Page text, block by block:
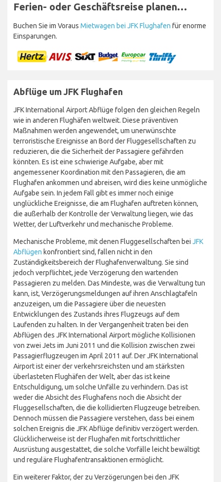
Ferien- oder Geschäftsreise planen…
Buchen Sie im Voraus Mietwagen bei JFK Flughafen für enorme
Einsparungen.
Abflüge um JFK Flughafen
JFK International Airport Abflüge folgen den gleichen Regeln
wie in anderen Flughäfen weltweit. Diese präventiven
Maßnahmen werden angewendet, um unerwünschte
terroristische Ereignisse an Bord der Fluggesellschaften zu
reduzieren, die die Sicherheit der Passagiere gefährden
könnten. Es ist eine schwierige Aufgabe, aber mit
angemessener Koordination mit den Passagieren, die am
Flughafen ankommen und abreisen, wird dies keine unmögliche
Aufgabe sein. In jedem Fall gibt es immer noch einige
unglückliche Ereignisse, die am Flughafen auftreten können,
die außerhalb der Kontrolle der Verwaltung liegen, wie das
Wetter, der Luftverkehr und mechanische Probleme.
Mechanische Probleme, mit denen Fluggesellschaften bei JFK
Abflügen konfrontiert sind, fallen nicht in den
Zuständigkeitsbereich der Flughafenverwaltung. Sie sind
jedoch verpflichtet, jede Verzögerung den wartenden
Passagieren zu melden. Das Mindeste, was die Verwaltung tun
kann, ist, Verzögerungsmeldungen auf ihren Anschlagtafeln
anzuzeigen, um die Passagiere über die neuesten
Entwicklungen des Zustands ihres Flugzeugs auf dem
Laufenden zu halten. In der Vergangenheit traten bei den
Abflügen des JFK International Airport mögliche Kollisionen
von zwei Jets im Juni 2011 und die Kollision zwischen zwei
Passagierflugzeugen im April 2011 auf. Der JFK International
Airport ist einer der verkehrsreichsten und am stärksten
überlasteten Flughäfen der Welt, aber das ist keine
Entschuldigung, um solche Unfälle zu verhindern. Das ist
weder die Absicht des Flughafens noch die Absicht der
Fluggesellschaften, die die kollidierten Flugzeuge betreiben.
Dennoch müssen die Passagiere verstehen, dass bei einem
solchen Ereignis die JFK Abflüge definitiv verzögert werden.
Glücklicherweise ist der Flughafen mit fortschrittlicher
Ausrüstung ausgestattet, die solche Vorfälle leicht bewältigt
und reguläre Flughafentransaktionen ermöglicht.
Ein weiterer Faktor, der zu Verzögerungen bei den JFK